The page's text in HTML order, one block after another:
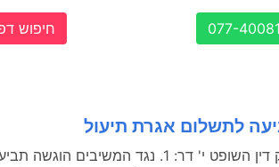
חיפוש
לתשלום אגרת תיעול
פסק דין השופט י' דר: 1. נגד המשיבים